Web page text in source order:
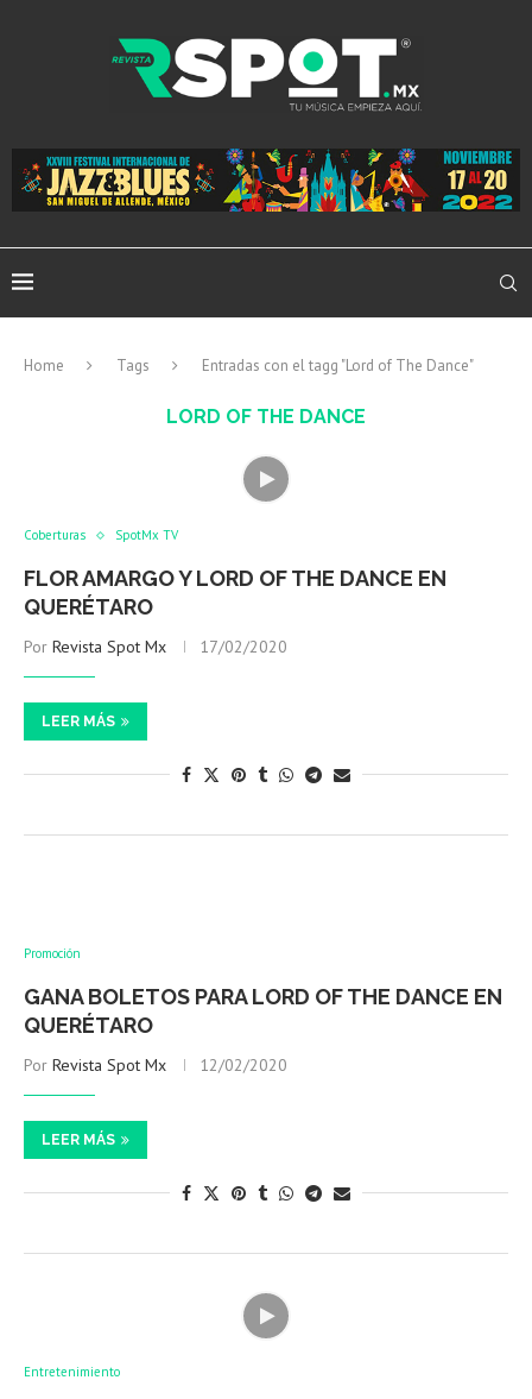
Home Tags Entradas con el tagg "Lord of The Dance"
LORD OF THE DANCE
Coberturas SpotMx TV
FLOR AMARGO Y LORD OF THE DANCE EN
QUERÉTARO
Por Revista Spot Mx 17/02/2020
LEER MÁS
Promoción
GANA BOLETOS PARA LORD OF THE DANCE EN
QUERÉTARO
Por Revista Spot Mx 12/02/2020
LEER MÁS
Entretenimiento